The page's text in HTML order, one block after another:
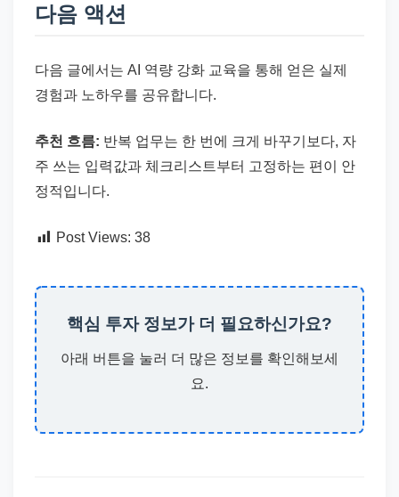
다음 액션
다음 글에서는 AI 역량 강화 교육을 통해 얻은 실제
경험과 노하우를 공유합니다.
추천 흐름: 반복 업무는 한 번에 크게 바꾸기보다, 자
주 쓰는 입력값과 체크리스트부터 고정하는 편이 안
정적입니다.
Post Views: 38
핵심 투자 정보가 더 필요하신가요?
아래 버튼을 눌러 더 많은 정보를 확인해보세
요.